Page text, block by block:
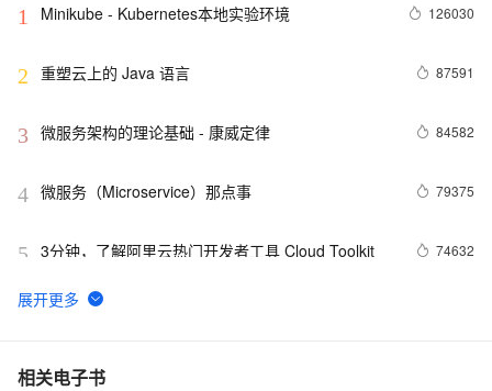
1 Minikube - Kubernetes本地实验环境 126030
2 重塑云上的 Java 语言 87591
3 微服务架构的理论基础 - 康威定律 84582
4 微服务（Microservice）那点事 79375
5 3分钟，了解阿里云热门开发者工具 Cloud Toolkit 74632
6 Docker学习路线图 (持续更新中)
7 利用Zipkin对Spring Cloud应用进行服务追踪分析
相关电子书